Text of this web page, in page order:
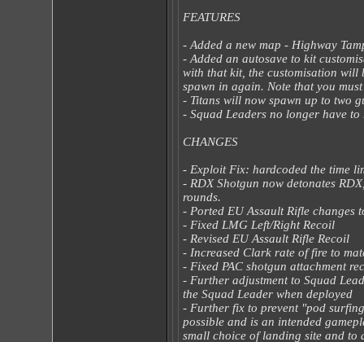
FEATURES
- Added a new map - Highway
- Added an autosave to kit
with that kit, the customisation will
spawn in again. Note that you
- Titans will now spawn up to two
- Squad Leaders no longer have
CHANGES
- Exploit Fix: hardcoded the time
- RDX Shotgun now detonates
rounds.
- Ported EU Assault Rifle changes
- Fixed LMG Left/Right Recoil
- Revised EU Assault Rifle Recoil
- Increased Clark rate of fire to
- Fixed PAC shotgun attachment
- Further adjustment to Squad
the Squad Leader when deployed
- Further fix to prevent "pod
possible and is an intended
small choice of landing site and to